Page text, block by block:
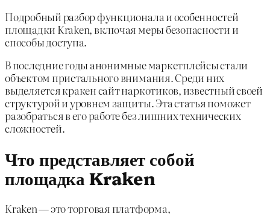
Подробный разбор функционала и особенностей
площадки Kraken, включая меры безопасности и
способы доступа.
В последние годы анонимные маркетплейсы стали
объектом пристального внимания. Среди них
выделяется кракен сайт наркотиков, известный своей
структурой и уровнем защиты. Эта статья поможет
разобраться в его работе без лишних технических
сложностей.
Что представляет собой
площадка Kraken
Kraken — это торговая платформа,